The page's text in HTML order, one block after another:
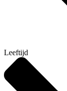
Leeftijd